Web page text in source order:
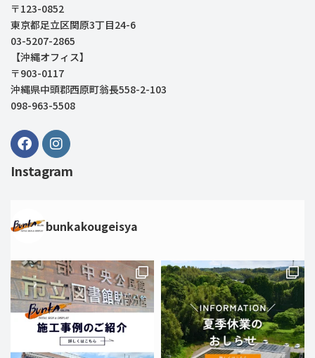
〒123-0852
東京都足立区関原3丁目24-6
03-5207-2865
【沖縄オフィス】
〒903-0117
沖縄県中頭郡西原町翁長558-2-103
098-963-5508
Instagram
bunkakougeisya